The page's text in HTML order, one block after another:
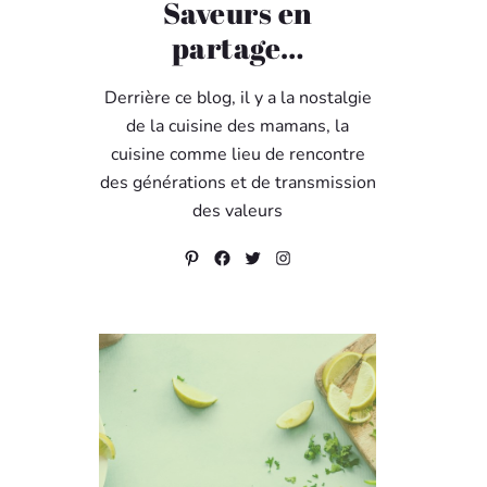
Saveurs en
partage…
Derrière ce blog, il y a la nostalgie
de la cuisine des mamans, la
cuisine comme lieu de rencontre
des générations et de transmission
des valeurs
Pinterest
Facebook
TwitterInstagram